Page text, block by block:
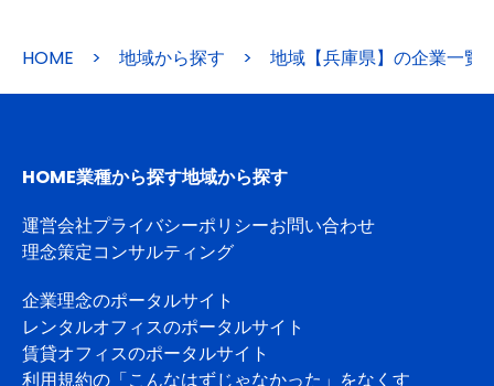
HOME > 地域から探す > 地域【兵庫県】の企業一覧
HOME業種から探す地域から探す
運営会社プライバシーポリシーお問い合わせ
理念策定コンサルティング
企業理念のポータルサイト
レンタルオフィスのポータルサイト
賃貸オフィスのポータルサイト
利用規約の「こんなはずじゃなかった」をなくす